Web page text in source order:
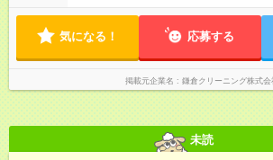
働時間8時間）のシフト制です。 繁忙期
ます。
気になる！ 応募する
掲載元企業名 鎌倉クリーニング株式会
未読